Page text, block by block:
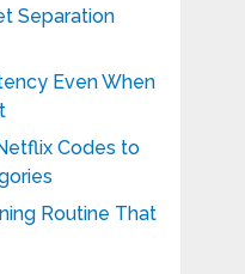
Separation
Even When
Codes to
Routine That